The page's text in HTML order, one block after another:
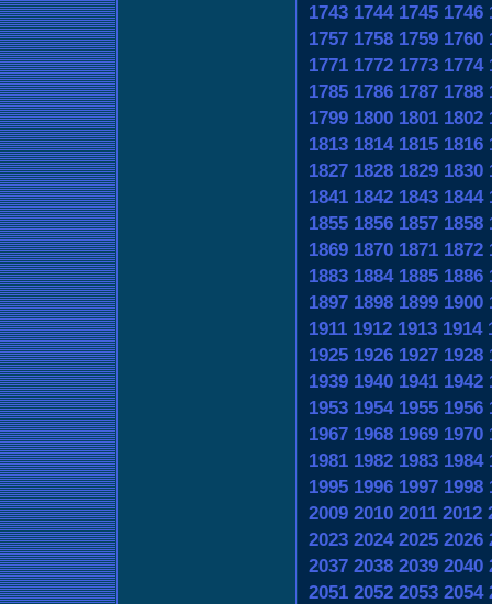
1743 1744 1745 1746
1757 1758 1759 1760
1771 1772 1773 1774
1785 1786 1787 1788
1799 1800 1801 1802
1813 1814 1815 1816
1827 1828 1829 1830
1841 1842 1843 1844
1855 1856 1857 1858
1869 1870 1871 1872
1883 1884 1885 1886
1897 1898 1899 1900
1911 1912 1913 1914
1925 1926 1927 1928
1939 1940 1941 1942
1953 1954 1955 1956
1967 1968 1969 1970
1981 1982 1983 1984
1995 1996 1997 1998
2009 2010 2011 2012
2023 2024 2025 2026
2037 2038 2039 2040
2051 2052 2053 2054